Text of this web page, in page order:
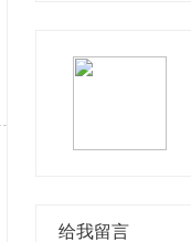
给我留言